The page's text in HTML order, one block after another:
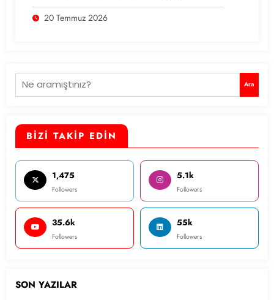
20 Temmuz 2026
Ara Ara
BİZİ TAKİP EDİN
1,475
Followers
5.1k
Followers
35.6k
Followers
55k
Followers
SON YAZILAR